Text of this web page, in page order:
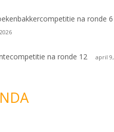
na ronde 6
na ronde 12
april 9,